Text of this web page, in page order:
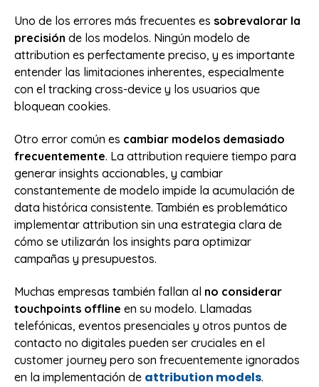
Uno de los errores más frecuentes es sobrevalorar la
precisión de los modelos. Ningún modelo de
attribution es perfectamente preciso, y es importante
entender las limitaciones inherentes, especialmente
con el tracking cross-device y los usuarios que
bloquean cookies.
Otro error común es cambiar modelos demasiado
frecuentemente. La attribution requiere tiempo para
generar insights accionables, y cambiar
constantemente de modelo impide la acumulación de
data histórica consistente. También es problemático
implementar attribution sin una estrategia clara de
cómo se utilizarán los insights para optimizar
campañas y presupuestos.
Muchas empresas también fallan al no considerar
touchpoints offline en su modelo. Llamadas
telefónicas, eventos presenciales y otros puntos de
contacto no digitales pueden ser cruciales en el
customer journey pero son frecuentemente ignorados
en la implementación de attribution models.